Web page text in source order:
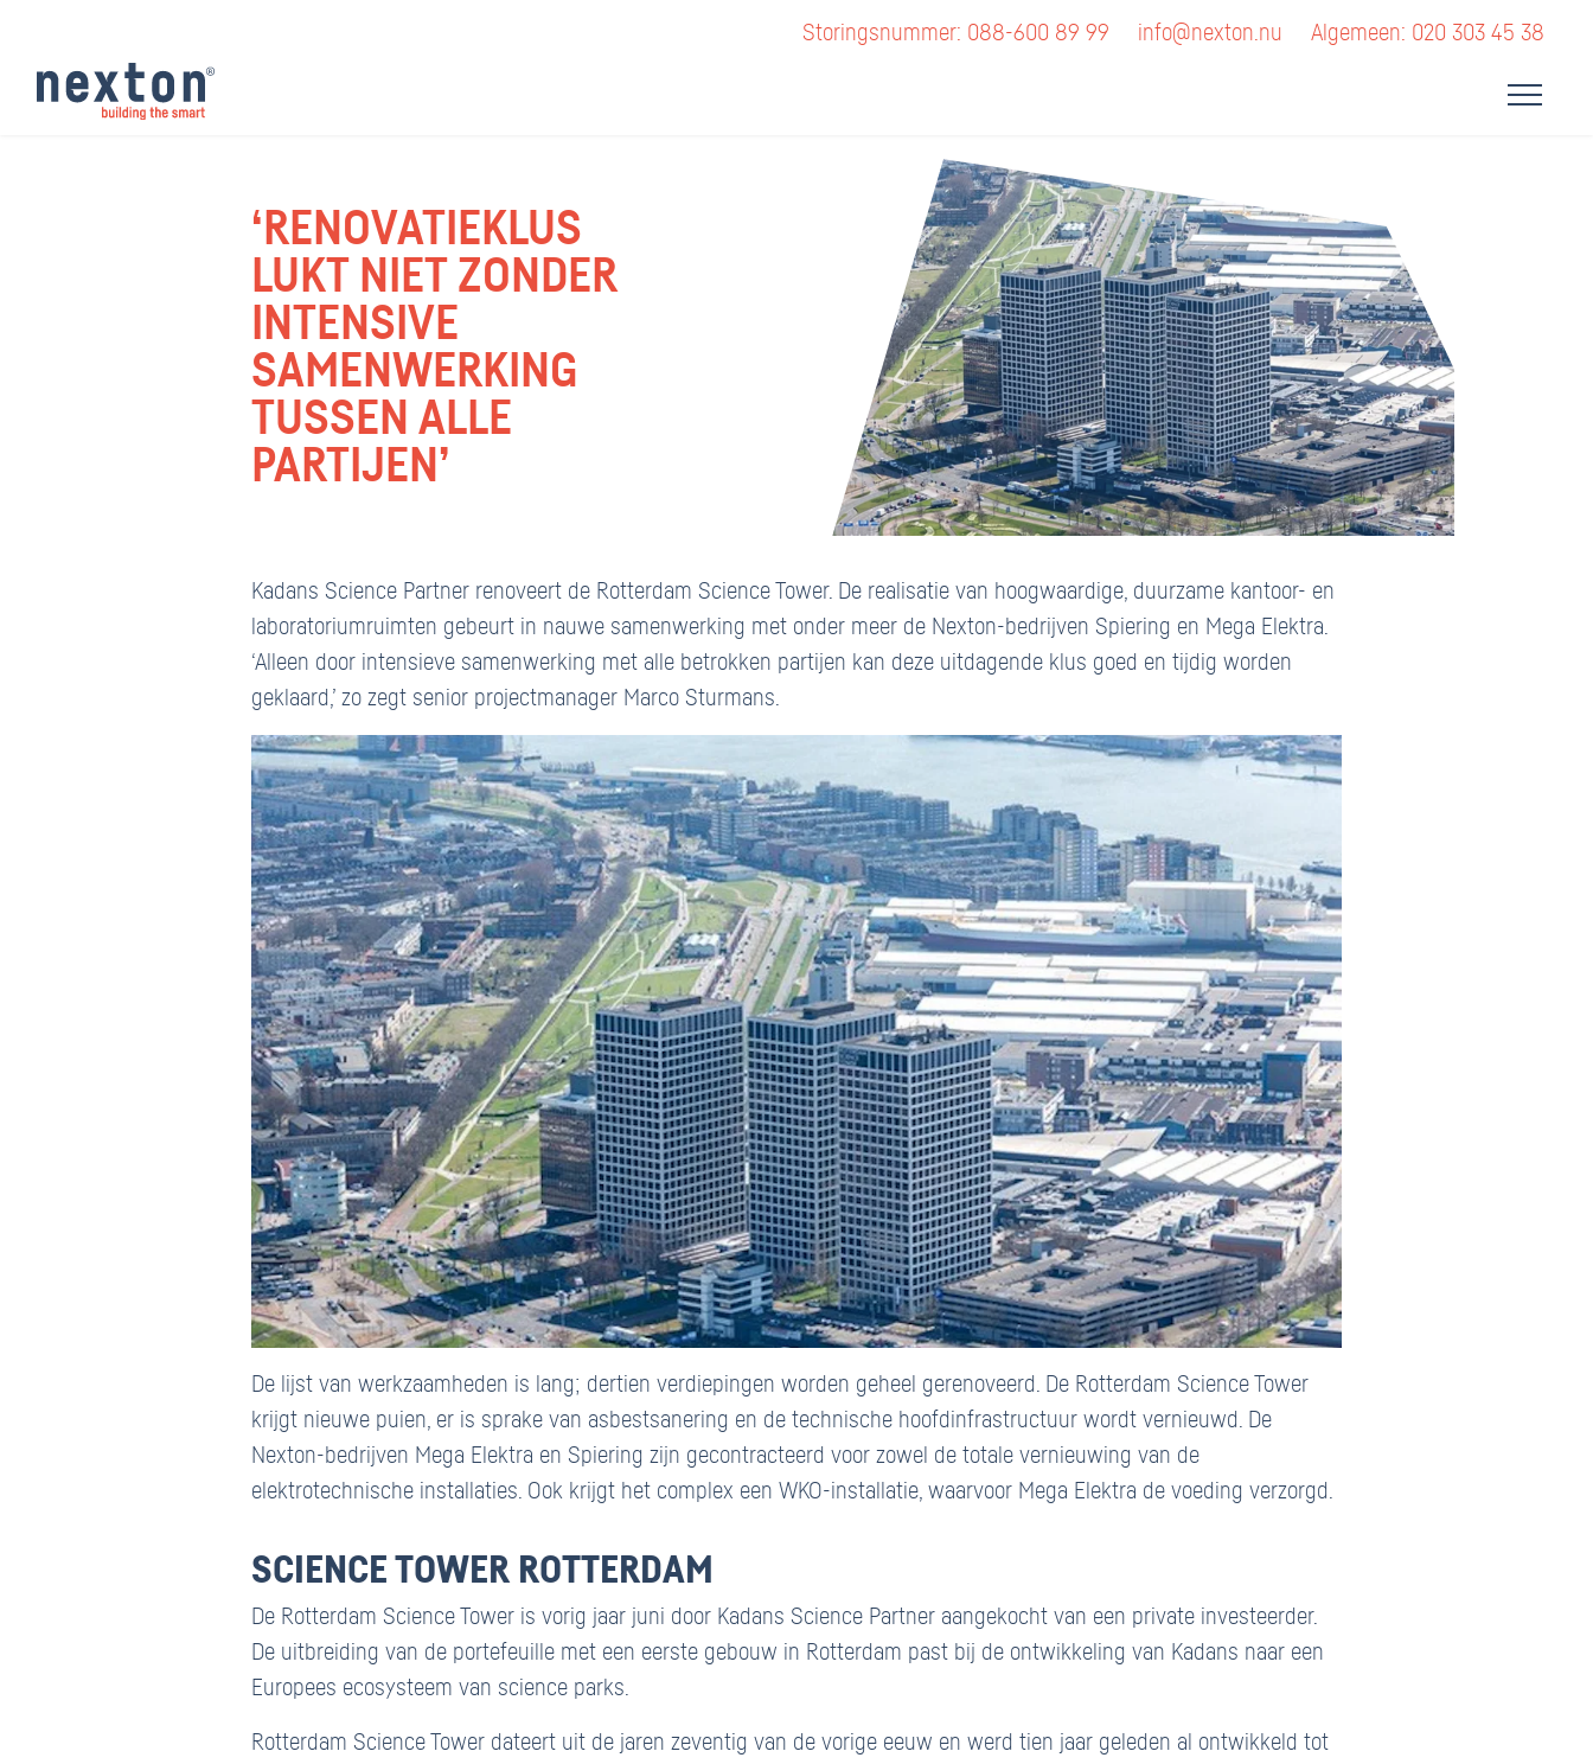
Storingsnummer: 088-600 89 99 info@nexton.nu Algemeen: 020 303 45 38
‘RENOVATIEKLUS
LUKT NIET ZONDER
INTENSIVE
SAMENWERKING
TUSSEN ALLE
PARTIJEN’
Kadans Science Partner renoveert de Rotterdam Science Tower. De realisatie van hoogwaardige, duurzame kantoor- en
laboratoriumruimten gebeurt in nauwe samenwerking met onder meer de Nexton-bedrijven Spiering en Mega Elektra.
‘Alleen door intensieve samenwerking met alle betrokken partijen kan deze uitdagende klus goed en tijdig worden
geklaard,’ zo zegt senior projectmanager Marco Sturmans.
De lijst van werkzaamheden is lang; dertien verdiepingen worden geheel gerenoveerd. De Rotterdam Science Tower
krijgt nieuwe puien, er is sprake van asbestsanering en de technische hoofdinfrastructuur wordt vernieuwd. De
Nexton-bedrijven Mega Elektra en Spiering zijn gecontracteerd voor zowel de totale vernieuwing van de
elektrotechnische installaties. Ook krijgt het complex een WKO-installatie, waarvoor Mega Elektra de voeding verzorgd.
SCIENCE TOWER ROTTERDAM
De Rotterdam Science Tower is vorig jaar juni door Kadans Science Partner aangekocht van een private investeerder.
De uitbreiding van de portefeuille met een eerste gebouw in Rotterdam past bij de ontwikkeling van Kadans naar een
Europees ecosysteem van science parks.
Rotterdam Science Tower dateert uit de jaren zeventig van de vorige eeuw en werd tien jaar geleden al ontwikkeld tot